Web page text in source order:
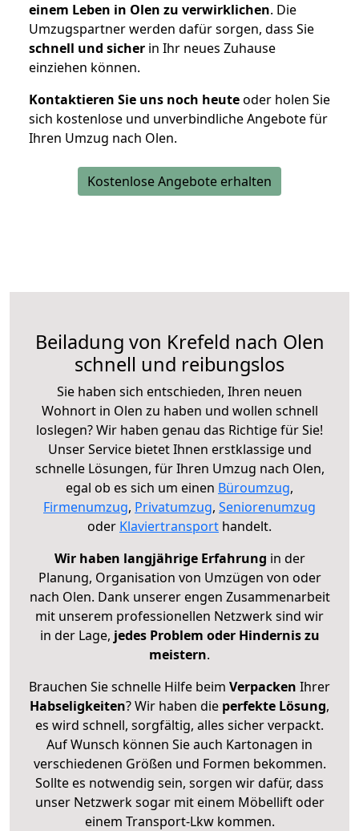
einem Leben in Olen zu verwirklichen. Die
Umzugspartner werden dafür sorgen, dass Sie
schnell und sicher in Ihr neues Zuhause
einziehen können.
Kontaktieren Sie uns noch heuteoder holen Sie
sich kostenlose und unverbindliche Angebote für
Ihren Umzug nach Olen.
Kostenlose Angebote erhalten
Beiladung von Krefeld nach Olen
schnell und reibungslos
Sie haben sich entschieden, Ihren neuen
Wohnort in Olen zu haben und wollen schnell
loslegen? Wir haben genau das Richtige für Sie!
Unser Service bietet Ihnen erstklassige und
schnelle Lösungen, für Ihren Umzug nach Olen,
egal ob es sich um einen Büroumzug,
Firmenumzug, Privatumzug, Seniorenumzug
oder Klaviertransport handelt.
Wir haben langjährige Erfahrung in der
Planung, Organisation von Umzügen von oder
nach Olen. Dank unserer engen Zusammenarbeit
mit unserem professionellen Netzwerk sind wir
in der Lage, jedes Problem oder Hindernis zu
meistern.
Brauchen Sie schnelle Hilfe beim Verpacken Ihrer
Habseligkeiten? Wir haben die perfekte Lösung,
es wird schnell, sorgfältig, alles sicher verpackt.
Auf Wunsch können Sie auch Kartonagen in
verschiedenen Größen und Formen bekommen.
Sollte es notwendig sein, sorgen wir dafür, dass
unser Netzwerk sogar mit einem Möbellift oder
einem Transport-Lkw kommen.